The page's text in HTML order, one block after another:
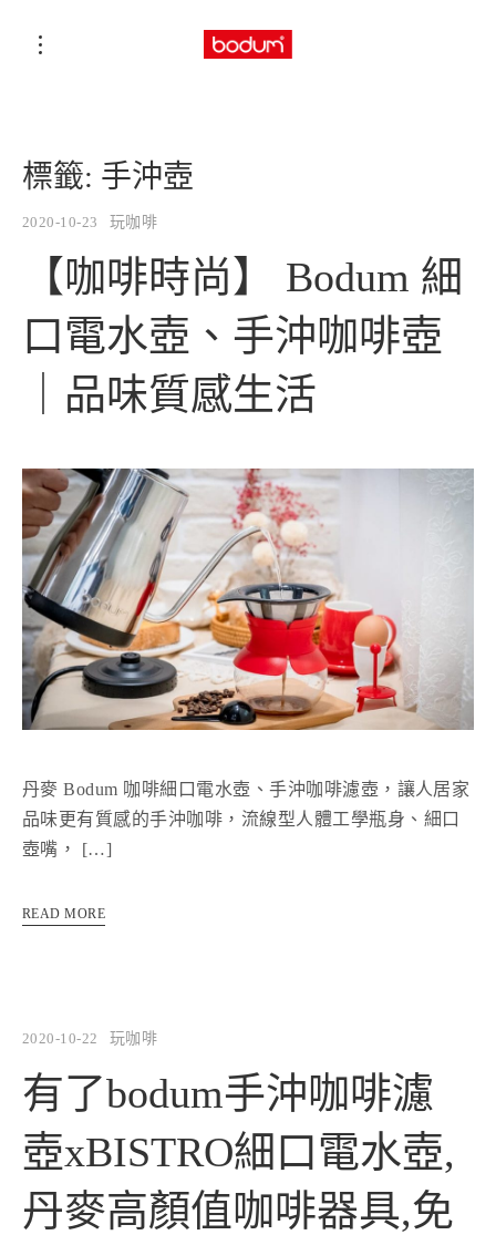
標籤: 手沖壺
2020-10-23 玩咖啡
【咖啡時尚】 Bodum 細
口電水壺、手沖咖啡壺
｜品味質感生活
丹麥 Bodum 咖啡細口電水壺、手沖咖啡濾壺，讓人居家
品味更有質感的手沖咖啡，流線型人體工學瓶身、細口
壺嘴， […]
READ MORE
2020-10-22 玩咖啡
有了bodum手沖咖啡濾
壺xBISTRO細口電水壺,
丹麥高顏值咖啡器具,免